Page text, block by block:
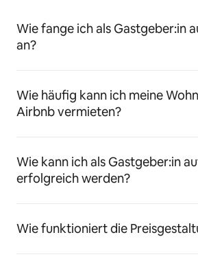
Wie fange ich als Gastgeber:in
an?
Wie häufig kann ich meine
Airbnb vermieten?
Wie kann ich als Gastgeber:in
erfolgreich werden?
Wie funktioniert die